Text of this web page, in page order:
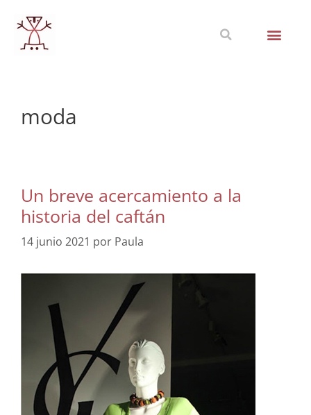
moda
Un breve acercamiento a la
historia del caftán
14 junio 2021 por Paula